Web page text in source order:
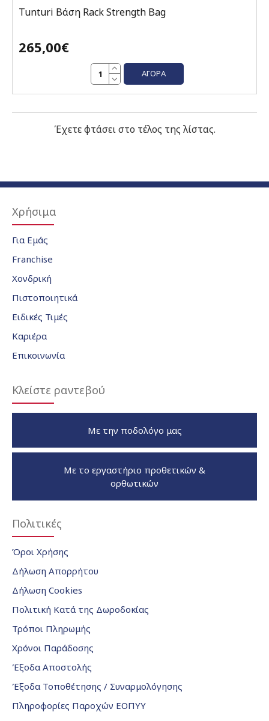
Tunturi Βάση Rack Strength Bag
265,00€
ΑΓΟΡΆ
Έχετε φτάσει στο τέλος της λίστας.
Χρήσιμα
Για Εμάς
Franchise
Χονδρική
Πιστοποιητικά
Ειδικές Τιμές
Καριέρα
Επικοινωνία
Κλείστε ραντεβού
Με την ποδολόγο μας
Με το εργαστήριο προθετικών &
ορθωτικών
Πολιτικές
Όροι Χρήσης
Δήλωση Απορρήτου
Δήλωση Cookies
Πολιτική Κατά της Δωροδοκίας
Τρόποι Πληρωμής
Χρόνοι Παράδοσης
Έξοδα Αποστολής
Έξοδα Τοποθέτησης / Συναρμολόγησης
Πληροφορίες Παροχών ΕΟΠΥΥ